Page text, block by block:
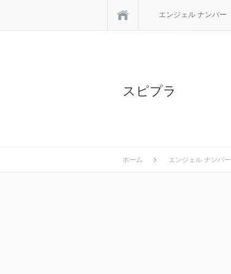
エンジェル ナンバー
スピプラ
ホーム エンジェル ナンバー